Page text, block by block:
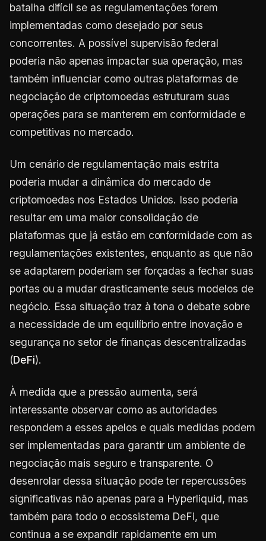
batalha difícil se as regulamentações forem
implementadas como desejado por seus
concorrentes. A possível supervisão federal
poderia não apenas impactar sua operação, mas
também influenciar como outras plataformas de
negociação de criptomoedas estruturam suas
operações para se manterem em conformidade e
competitivas no mercado.
Um cenário de regulamentação mais estrita
poderia mudar a dinâmica do mercado de
criptomoedas nos Estados Unidos. Isso poderia
resultar em uma maior consolidação de
plataformas que já estão em conformidade com as
regulamentações existentes, enquanto as que não
se adaptarem poderiam ser forçadas a fechar suas
portas ou a mudar drasticamente seus modelos de
negócio. Essa situação traz à tona o debate sobre
a necessidade de um equilíbrio entre inovação e
segurança no setor de finanças descentralizadas
(DeFi).
À medida que a pressão aumenta, será
interessante observar como as autoridades
respondem a esses apelos e quais medidas podem
ser implementadas para garantir um ambiente de
negociação mais seguro e transparente. O
desenrolar dessa situação pode ter repercussões
significativas não apenas para a Hyperliquid, mas
também para todo o ecossistema DeFi, que
continua a se expandir rapidamente em um